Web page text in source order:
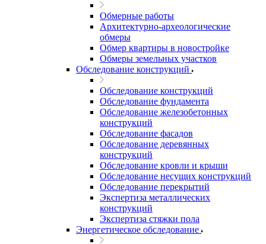
Обмерные работы
Архитектурно-археологические
обмеры
Обмер квартиры в новостройке
Обмеры земельных участков
Обследование конструкций
Обследование конструкций
Обследование фундамента
Обследование железобетонных
конструкций
Обследование фасадов
Обследование деревянных
конструкций
Обследование кровли и крыши
Обследование несущих конструкций
Обследование перекрытий
Экспертиза металлических
конструкций
Экспертиза стяжки пола
Энергетическое обследование